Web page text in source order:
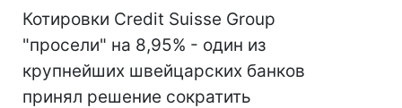
Котировки Credit Suisse Group
"просели" на 8,95% - один из
крупнейших швейцарских банков
принял решение сократить